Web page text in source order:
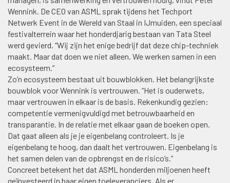
Wennink. De CEO van ASML sprak tijdens het Techport
Netwerk Event in de Wereld van Staal in IJmuiden, een speciaal
festivalterrein waar het honderdjarig bestaan van Tata Steel
werd gevierd. “Wij zijn het enige bedrijf dat deze chip-techniek
maakt. Maar dat doen we niet alleen. We werken samen in een
ecosysteem.”
Zo’n ecosysteem bestaat uit bouwblokken. Het belangrijkste
bouwblok voor Wennink is vertrouwen. “Het is ouderwets,
maar vertrouwen in elkaar is de basis. Rekenkundig gezien:
competentie vermenigvuldigd met betrouwbaarheid en
transparantie. In de relatie met elkaar gaan de boeken open.
Dat gaat alleen als je je eigenbelang controleert. Is je
eigenbelang te hoog, dan daalt het vertrouwen. Eigenbelang is
het samen delen van de opbrengst en de risico’s.”
Concreet betekent het dat ASML honderden miljoenen heeft
geïnvesteerd in haar eigen toeleveranciers. Als er